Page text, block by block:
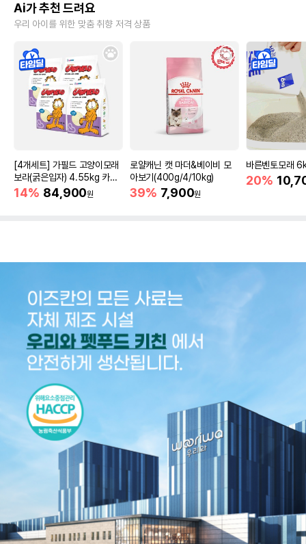
Ai가 추천 드려요
우리 아이를 위한 맞춤 취향 저격 상품
[4개세트] 가필드 고양이모래
보라(굵은입자) 4.55kg 카사
바모래
14% 84,900원
로얄캐닌 캣 마더&베이비 모
아보기(400g/4/10kg)
39% 7,900원
바른벤토모래
20%